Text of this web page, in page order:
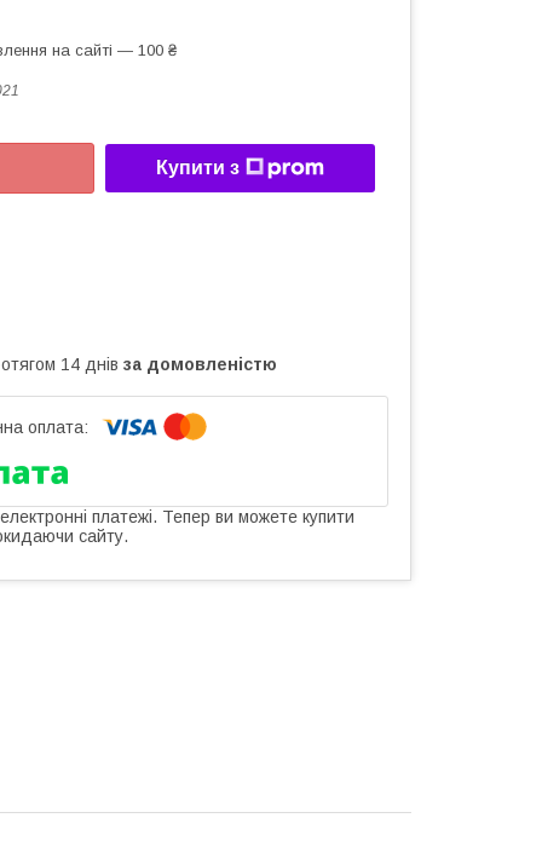
на сайті — 100 ₴
Купити з
14 днів за домовленістю
платежі. Тепер ви можете купити
сайту.